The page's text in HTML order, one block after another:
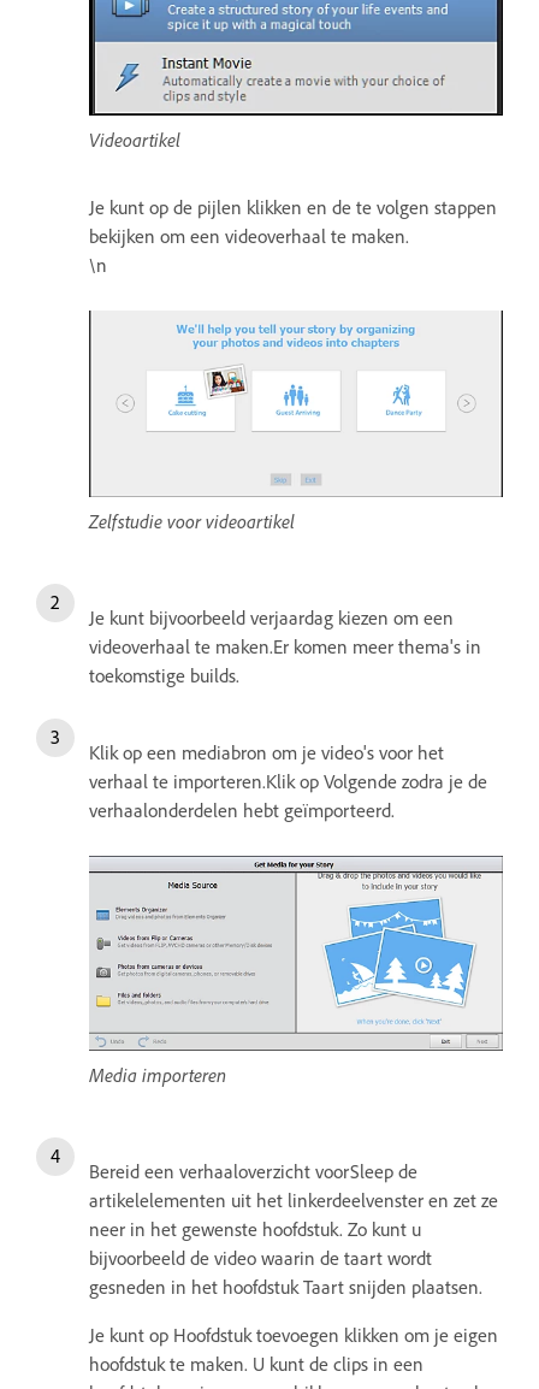
Videoartikel
Je kunt op de pijlen klikken en de te volgen stappen
bekijken om een videoverhaal te maken.
\n
Zelfstudie voor videoartikel
Je kunt bijvoorbeeld verjaardag kiezen om een
videoverhaal te maken.Er komen meer thema's in
toekomstige builds.
Klik op een mediabron om je video's voor het
verhaal te importeren.Klik op Volgende zodra je de
verhaalonderdelen hebt geïmporteerd.
Media importeren
Bereid een verhaaloverzicht voorSleep de
artikelelementen uit het linkerdeelvenster en zet ze
neer in het gewenste hoofdstuk. Zo kunt u
bijvoorbeeld de video waarin de taart wordt
gesneden in het hoofdstuk Taart snijden plaatsen.
Je kunt op Hoofdstuk toevoegen klikken om je eigen
hoofdstuk te maken. U kunt de clips in een